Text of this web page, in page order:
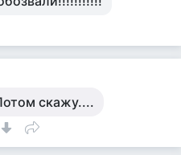
скажу....